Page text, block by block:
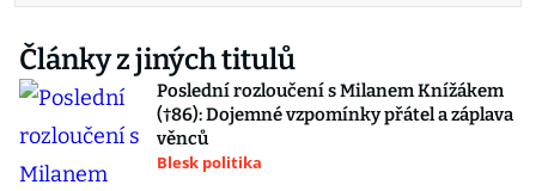
Články z jiných titulů
Poslední rozloučení s Milanem Knížákem
(†86): Dojemné vzpomínky přátel a záplava
věnců
Blesk politika